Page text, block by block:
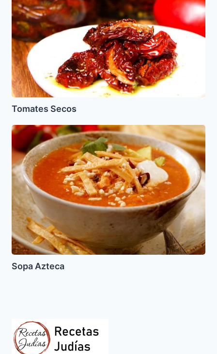
Tomates Secos
Sopa
Azteca
Sopa Azteca